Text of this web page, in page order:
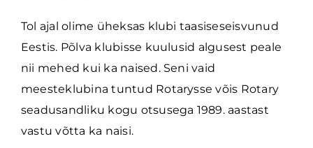
Tol ajal olime üheksas klubi taasiseseisvunud
Eestis. Põlva klubisse kuulusid algusest peale
nii mehed kui ka naised. Seni vaid
meesteklubina tuntud Rotarysse võis Rotary
seadusandliku kogu otsusega 1989. aastast
vastu võtta ka naisi.